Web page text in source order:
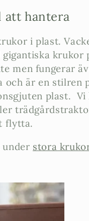
att hantera
i plast.
krukor
men fungerar
och är en stilren
plast. Vi
flytta.
stora